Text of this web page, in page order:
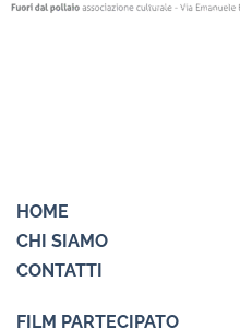
HOME
CHI SIAMO
CONTATTI
FILM PARTECIPATO